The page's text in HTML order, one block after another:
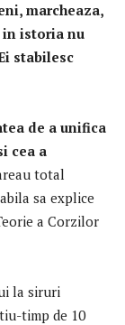
marcheaza,
in istoria nu
stabilesc
de a unifica
cea a
total
sa explice
a Corzilor
la siruri
timp de 10